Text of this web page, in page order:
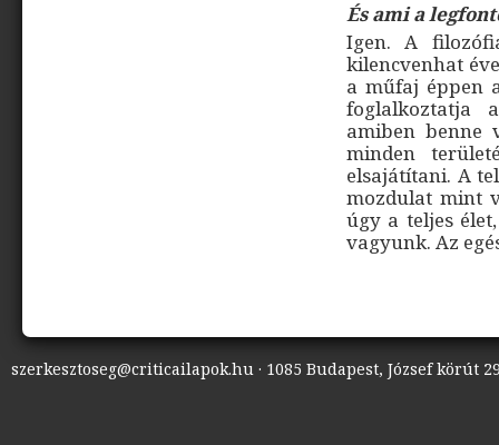
És ami a
Igen. A
kilencvenhat
a műfaj éppen
foglalkoztatja
amiben benne
minden
elsajátítani. A
mozdulat mint
úgy a teljes
vagyunk. Az
szerkesztoseg@criticailapok.hu · 1085 Budapest, József körút